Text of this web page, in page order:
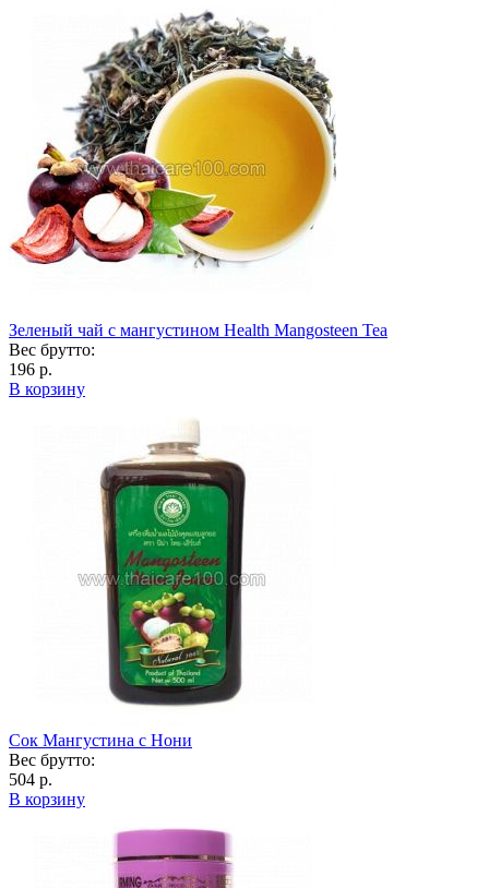
Зеленый чай с мангустином Health Mangosteen Tea
Вес брутто:
196 р.
В корзину
Сок Мангустина с Нони
Вес брутто:
504 р.
В корзину